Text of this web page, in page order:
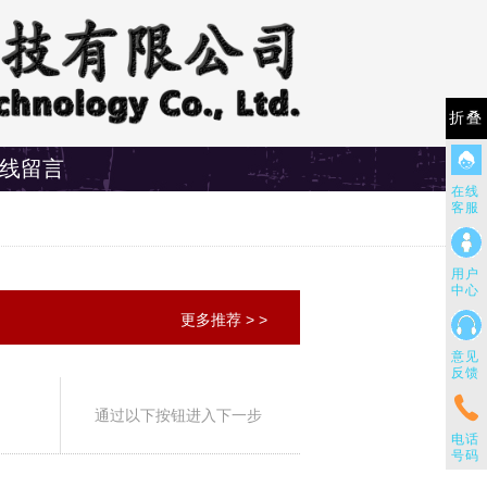
折叠
在线
客服
用户
中心
意见
反馈
电话
号码
留言
更多推荐 > >
通过以下按钮进入下一步